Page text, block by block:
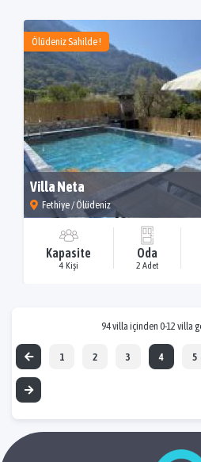
Ölüdeniz Sahilde !
Villa Neta
Fethiye / Ölüdeniz
Kapasite
4 Kişi
Oda
2 Adet
94 villa içinden 0-12 villa
1 2 3 4 5